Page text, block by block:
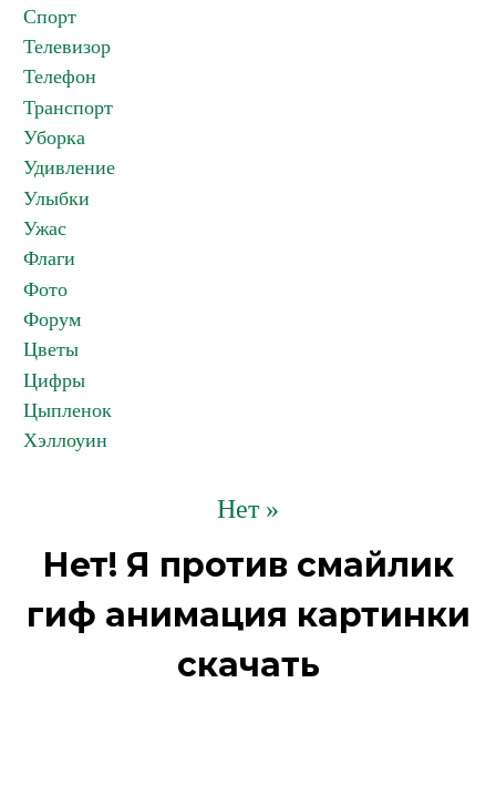
Спорт
Телевизор
Телефон
Транспорт
Уборка
Удивление
Улыбки
Ужас
Флаги
Фото
Форум
Цветы
Цифры
Цыпленок
Хэллоуин
Нет »
Нет! Я против смайлик
гиф анимация картинки
скачать